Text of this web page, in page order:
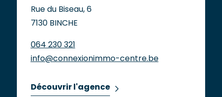
Rue du Biseau, 6
7130 BINCHE
064 230 321
info@connexionimmo-centre.be
Découvrir l'agence